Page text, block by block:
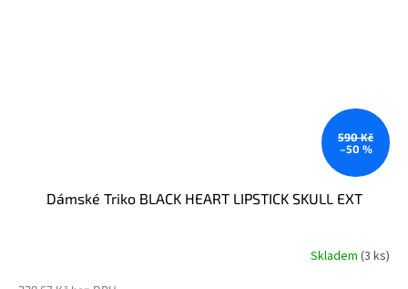
590 Kč
–50 %
Dámské Triko BLACK HEART LIPSTICK SKULL EXT
Skladem (3 ks)